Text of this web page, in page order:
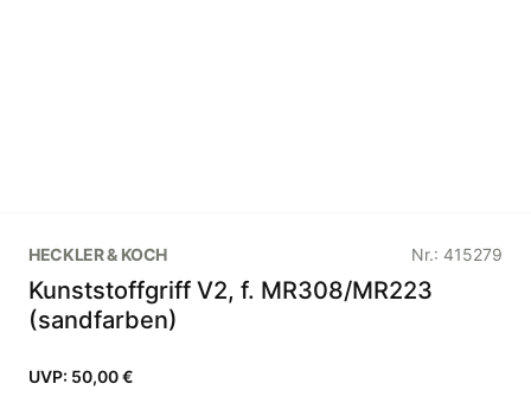
HECKLER & KOCH Nr.: 415279
Kunststoffgriff V2, f. MR308/MR223
(sandfarben)
UVP: 50,00 €